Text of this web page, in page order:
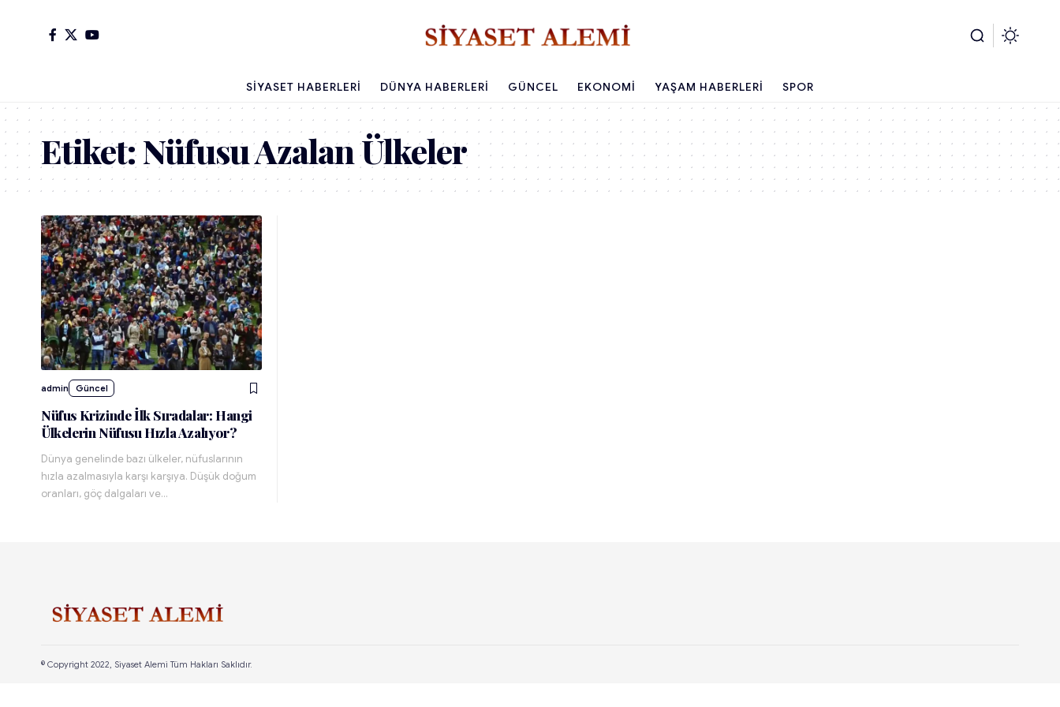
SIYASET HABERLERI DÜNYA HABERLERI GÜNCEL EKONOMI YAŞAM HABERLERI SPOR
Etiket:Nüfusu Azalan Ülkeler
admin Güncel
Nüfus Krizinde İlk Sıradalar: Hangi
Ülkelerin Nüfusu Hızla Azalıyor?
Dünya genelinde bazı ülkeler, nüfuslarının
hızla azalmasıyla karşı karşıya. Düşük doğum
oranları, göç dalgaları ve…
© Copyright 2022, Siyaset Alemi Tüm Hakları Saklıdır.